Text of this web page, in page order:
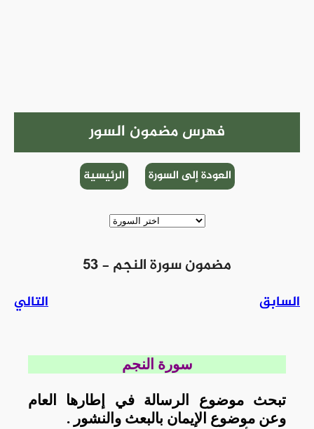
فهرس مضمون السور
الرئيسية العودة إلى السورة
53 - مضمون سورة النجم
التالي السابق
سورة النجم
تبحث موضوع الرسالة في إطارها العام
وعن موضوع الإيمان بالبعث والنشور .